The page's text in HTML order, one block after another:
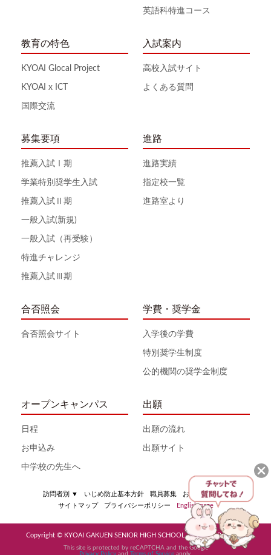
英語科特進コース
教育の特色
KYOAI Glocal Project
KYOAI x ICT
国際交流
入試案内
高校入試サイト
よくある質問
募集要項
推薦入試Ⅰ期
学業特別奨学生入試
推薦入試Ⅱ期
一般入試(新規)
一般入試（再受験）
特進チャレンジ
推薦入試Ⅲ期
進路
進路実績
指定校一覧
進路室より
合否照会
合否照会サイト
学費・奨学金
入学後の学費
特別奨学生制度
公的機関の奨学金制度
オープンキャンパス
日程
お申込み
中学校の先生へ
出願
出願の流れ
出願サイト
訪問者別 ▼ いじめ防止基本方針 職員募集
お問い合わせ
サイトマップ
プライバシーポリシー English page
Copyright © KYOAI GAKUEN SENIOR HIGH SCHOOL All Rights Reserved
This site is protected by reCAPTCHA and the Google
Privacy Policy and Terms of Service apply.